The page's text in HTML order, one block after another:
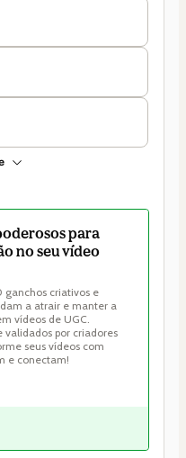
para
no seu vídeo
ganchos criativos e
a atrair e manter a
vídeos de UGC.
validados por criadores
seus vídeos com
e conectam!